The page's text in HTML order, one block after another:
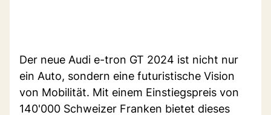
Der neue Audi e-tron GT 2024 ist nicht nur
ein Auto, sondern eine futuristische Vision
von Mobilität. Mit einem Einstiegspreis von
140'000 Schweizer Franken bietet dieses